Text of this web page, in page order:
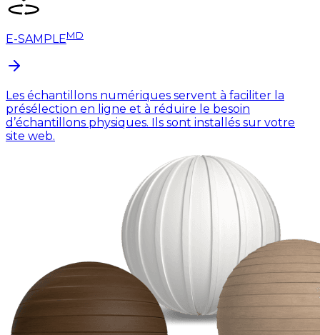
E-SAMPLEMD
Les échantillons numériques servent à faciliter la
présélection en ligne et à réduire le besoin
d’échantillons physiques. Ils sont installés sur votre
site web.